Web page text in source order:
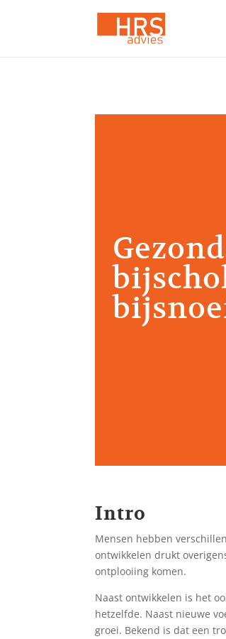
Intro
Mensen hebben
ontwikkelen drukt
ontplooiing komen.
Naast ontwikkelen is het
hetzelfde. Naast nieuwe
groei. Bekend is dat een